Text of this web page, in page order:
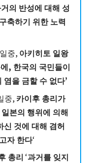
의 반성에 대해 성
축하기 위한 노력
중, 아키히토 일왕
, 한국의 국민들이
을 금할 수 없다’
중, 카이후 총리가
본의 행위에 의해
신 것에 대해 겸허
자 한다‘
총리 ‘과거를 잊지